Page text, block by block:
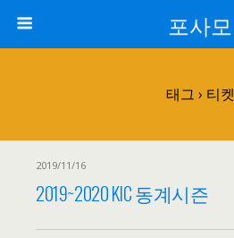
포사모
태그 › 티켓
2019/11/16
2019~2020 KIC 동계시즌